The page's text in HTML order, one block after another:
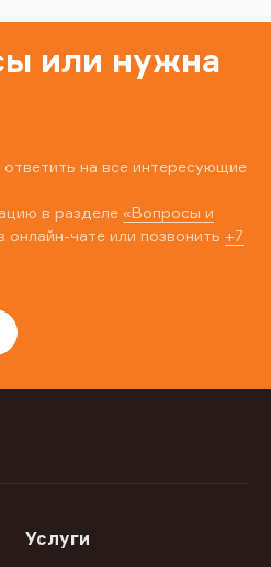
или нужна
на все интересующие
в разделе «Вопросы и
онлайн-чате или позвонить +7
Услуги